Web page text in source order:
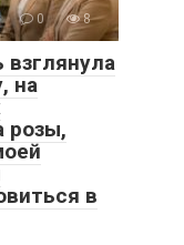
0 8
на
розы,
в